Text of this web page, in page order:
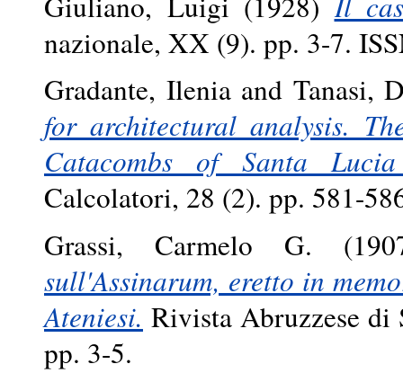
nazionale, XX (9). pp. 3-7.
Gradante, Ileniaand Tanasi,
for architectural analysis.
Catacombs of Santa
Calcolatori, 28 (2). pp. 581-
Grassi, Carmelo G.
sull'Assinarum, eretto in
Ateniesi. Rivista Abruzzese
pp. 3-5.